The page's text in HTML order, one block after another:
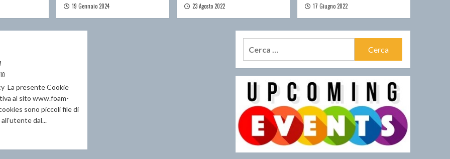
1
Cannonball FOAM Run
2
Eventi
Foam on The Road 2024
Eventi
Cannonball F.O.A.M. Run
2024
19 Gennaio 2024 23 Agosto 2022 17 Giugno 2022
La presente Cookie
al sito www.foam-
sono piccoli file di
dal...